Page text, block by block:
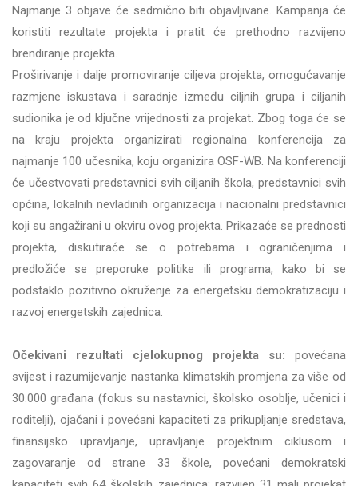
Najmanje 3 objave će sedmično biti objavljivane. Kampanja će
koristiti rezultate projekta i pratit će prethodno razvijeno
brendiranje projekta.
Proširivanje i dalje promoviranje ciljeva projekta, omogućavanje
razmjene iskustava i saradnje između ciljnih grupa i ciljanih
sudionika je od ključne vrijednosti za projekat. Zbog toga će se
na kraju projekta organizirati regionalna konferencija za
najmanje 100 učesnika, koju organizira OSF-WB. Na konferenciji
će učestvovati predstavnici svih ciljanih škola, predstavnici svih
općina, lokalnih nevladinih organizacija i nacionalni predstavnici
koji su angažirani u okviru ovog projekta. Prikazaće se prednosti
projekta, diskutiraće se o potrebama i ograničenjima i
predložiće se preporuke politike ili programa, kako bi se
podstaklo pozitivno okruženje za energetsku demokratizaciju i
razvoj energetskih zajednica.
Očekivani rezultati cjelokupnog projekta su: povećana
svijest i razumijevanje nastanka klimatskih promjena za više od
30.000 građana (fokus su nastavnici, školsko osoblje, učenici i
roditelji), ojačani i povećani kapaciteti za prikupljanje sredstava,
finansijsko upravljanje, upravljanje projektnim ciklusom i
zagovaranje od strane 33 škole, povećani demokratski